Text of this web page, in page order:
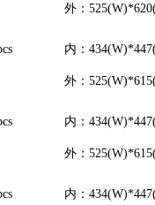
外：
内：
外：
内：
外：
内：